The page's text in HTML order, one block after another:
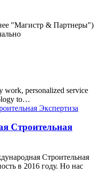
"Магистр & Партнеры")
personalized service
to…
Строительная
Строительная
в 2016 году. Но нас